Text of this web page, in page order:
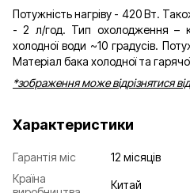
Потужність нагріву - 420 Вт.
- 2 л/год. Тип охолодження –
холодної води ~10 градусів.
Матеріал бака холодної та
*зображення може відрізнятися
Характеристики
Гарантія міс
12 місяців
Країна
Китай